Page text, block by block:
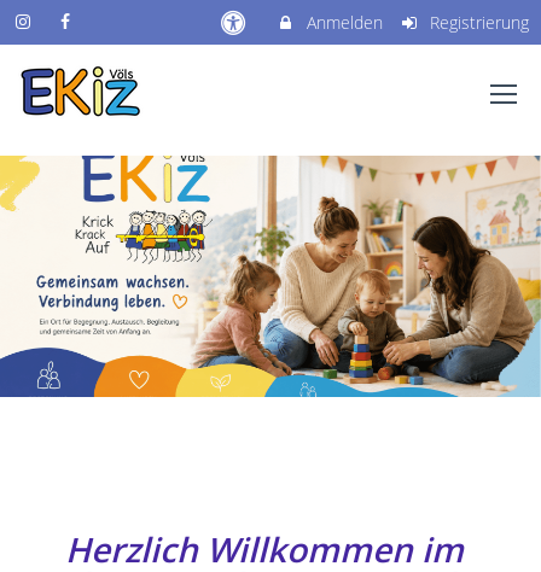
Anmelden Registrierung
Herzlich Willkommen im